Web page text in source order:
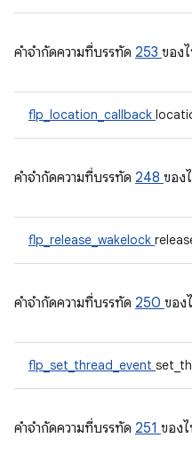
คําจํากัดความที่บรรทัด 253 ของ
flp_location_callback
คําจํากัดความที่บรรทัด 248 ของ
flp_release_wakelock
คําจํากัดความที่บรรทัด 250 ของ
flp_set_thread_event
คําจํากัดความที่บรรทัด 251 ของ